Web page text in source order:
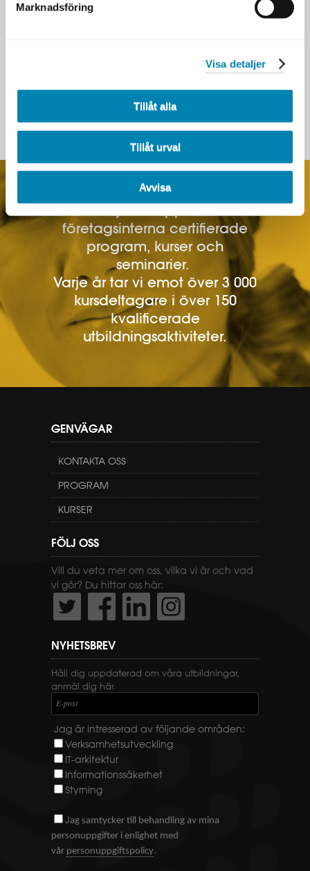
Marknadsföring
Visa detaljer
Tillåt alla
Tillåt urval
Avvisa
PRAKTISK PROJEKTLEDNING
ATT ÖVERTYGA SOM PROJEKTLEDARE
AGIL PROJEKTLEDNING
företagsinterna certifierade
program, kurser och
seminarier.
Varje år tar vi emot över 3 000
kursdeltagare i över 150
kvalificerade
utbildningsaktiviteter.
GENVÄGAR
KONTAKTA OSS
PROGRAM
KURSER
FÖLJ OSS
Vill du veta mer om oss, vilka vi är och vad
vi gör? Du hittar oss här:
NYHETSBREV
Håll dig uppdaterad om våra utbildningar,
anmäl dig här.
E-post
Jag är intresserad av följande områden:
Verksamhetsutveckling
IT-arkitektur
Informationssäkerhet
Styrning
Jag samtycker till behandling av mina
personuppgifter i enlighet med
vår personuppgiftspolicy.